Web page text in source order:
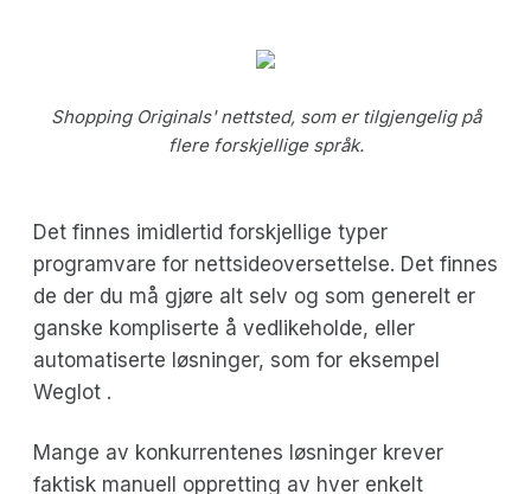
Shopping Originals' nettsted, som er tilgjengelig på
flere forskjellige språk.
Det finnes imidlertid forskjellige typer
programvare for nettsideoversettelse. Det finnes
de der du må gjøre alt selv og som generelt er
ganske kompliserte å vedlikeholde, eller
automatiserte løsninger, som for eksempel
Weglot .
Mange av konkurrentenes løsninger krever
faktisk manuell oppretting av hver enkelt